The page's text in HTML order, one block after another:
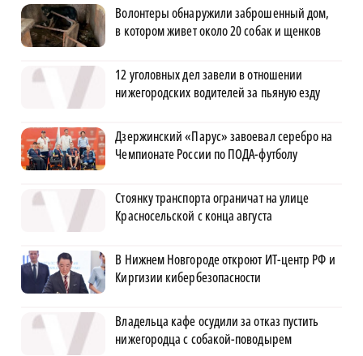
Волонтеры обнаружили заброшенный дом,
в котором живет около 20 собак и щенков
12 уголовных дел завели в отношении
нижегородских водителей за пьяную езду
Дзержинский «Парус» завоевал серебро на
Чемпионате России по ПОДА-футболу
Стоянку транспорта ограничат на улице
Красносельской с конца августа
В Нижнем Новгороде откроют ИТ-центр РФ и
Киргизии кибербезопасности
Владельца кафе осудили за отказ пустить
нижегородца с собакой-поводырем